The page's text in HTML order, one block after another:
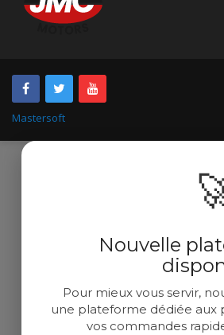
Mastersoft
Nouvelle
Pour mieux vous servir,
une plateforme dédiée aux
vos commandes